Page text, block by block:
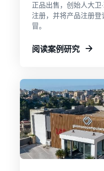
正品出售，创始人大卫
注册，并将产品注册登
冒。
阅读案例研究